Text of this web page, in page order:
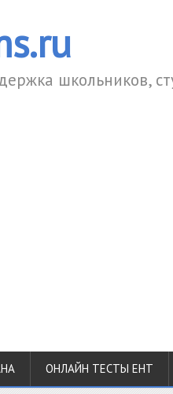
школьников,
ОНЛАЙН ТЕСТЫ ЕНТ